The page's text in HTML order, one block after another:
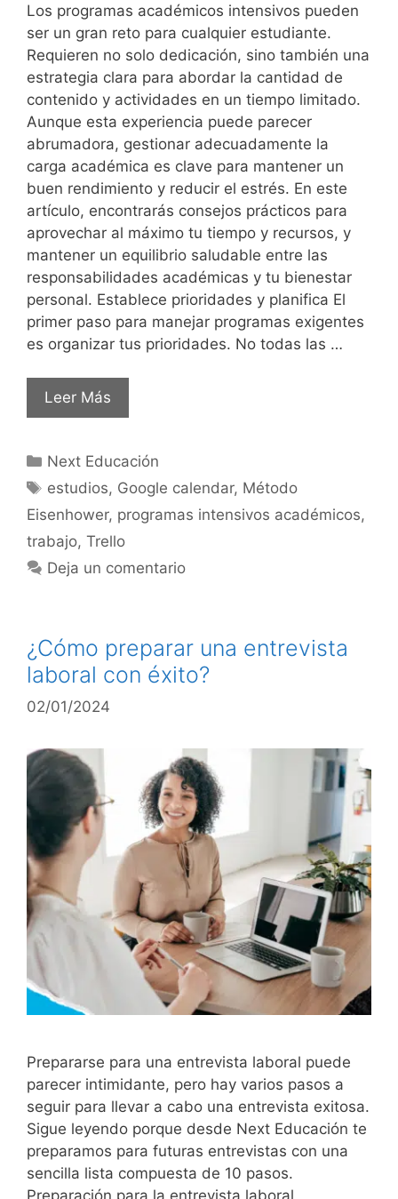
Los programas académicos intensivos pueden
ser un gran reto para cualquier estudiante.
Requieren no solo dedicación, sino también una
estrategia clara para abordar la cantidad de
contenido y actividades en un tiempo limitado.
Aunque esta experiencia puede parecer
abrumadora, gestionar adecuadamente la
carga académica es clave para mantener un
buen rendimiento y reducir el estrés. En este
artículo, encontrarás consejos prácticos para
aprovechar al máximo tu tiempo y recursos, y
mantener un equilibrio saludable entre las
responsabilidades académicas y tu bienestar
personal. Establece prioridades y planifica El
primer paso para manejar programas exigentes
es organizar tus prioridades. No todas las …
Leer Más
Next Educación
estudios, Google calendar, Método
Eisenhower, programas intensivos académicos,
trabajo, Trello
Deja un comentario
¿Cómo preparar una entrevista
laboral con éxito?
02/01/2024
Prepararse para una entrevista laboral puede
parecer intimidante, pero hay varios pasos a
seguir para llevar a cabo una entrevista exitosa.
Sigue leyendo porque desde Next Educación te
preparamos para futuras entrevistas con una
sencilla lista compuesta de 10 pasos.
Preparación para la entrevista laboral